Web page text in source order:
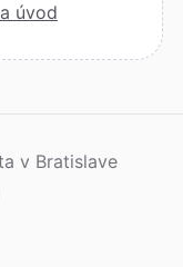
úvod
v Bratislave